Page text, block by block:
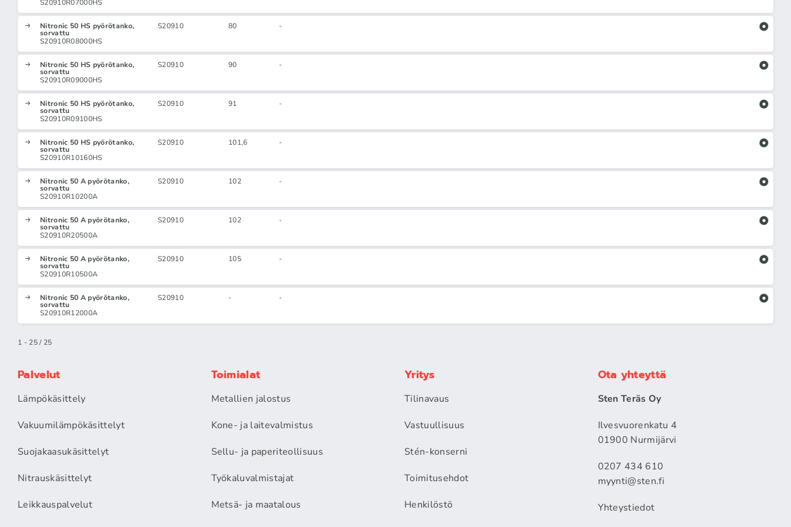
S20910R07000HS
Nitronic 50 HS pyörötanko,
sorvattu
S20910R08000HS
S20910 80 -
Nitronic 50 HS pyörötanko,
sorvattu
S20910R09000HS
S20910 90 -
Nitronic 50 HS pyörötanko,
sorvattu
S20910R09100HS
S20910 91 -
Nitronic 50 HS pyörötanko,
sorvattu
S20910R10160HS
S20910 101,6 -
Nitronic 50 A pyörötanko,
sorvattu
S20910R10200A
S20910 102 -
Nitronic 50 A pyörötanko,
sorvattu
S20910R20500A
S20910 102 -
Nitronic 50 A pyörötanko,
sorvattu
S20910R10500A
S20910 105 -
Nitronic 50 A pyörötanko,
sorvattu
S20910R12000A
S20910 - -
1 - 25 / 25
Palvelut
Lämpökäsittely
Vakuumilämpökäsittelyt
Suojakaasukäsittelyt
Nitrauskäsittelyt
Leikkauspalvelut
Toimialat
Metallien jalostus
Kone- ja laitevalmistus
Sellu- ja paperiteollisuus
Työkaluvalmistajat
Metsä- ja maatalous
Yritys
Tilinavaus
Vastuullisuus
Stén-konserni
Toimitusehdot
Henkilöstö
Ota yhteyttä
Sten Teräs Oy
Ilvesvuorenkatu 4
01900 Nurmijärvi
0207 434 610
myynti@sten.fi
Yhteystiedot